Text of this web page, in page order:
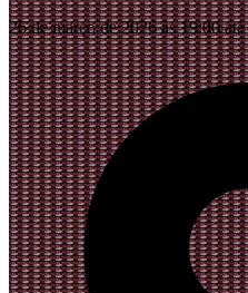
26 de março de 2026 às 19:00